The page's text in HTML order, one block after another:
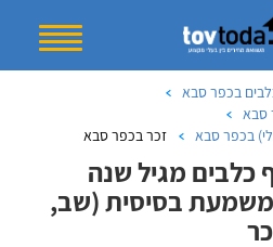
בכפר סבא
סבא
בכפר סבא
זכר בכפר סבא
כלבים מגיל שנה
בסיסית (שב,